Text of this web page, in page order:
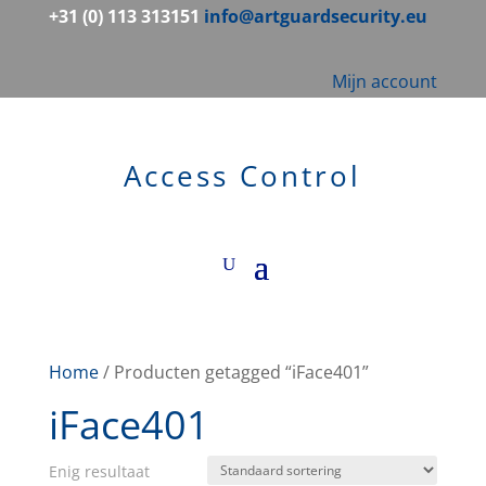
+31 (0) 113 313151 info@artguardsecurity.eu
Mijn account
Access Control
Home/ Producten getagged “iFace401”
iFace401
Enig resultaat